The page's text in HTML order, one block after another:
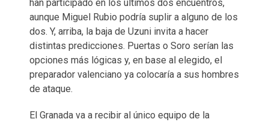
han participado en los últimos dos encuentros,
aunque Miguel Rubio podría suplir a alguno de los
dos. Y, arriba, la baja de Uzuni invita a hacer
distintas predicciones. Puertas o Soro serían las
opciones más lógicas y, en base al elegido, el
preparador valenciano ya colocaría a sus hombres
de ataque.
El Granada va a recibir al único equipo de la